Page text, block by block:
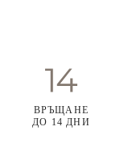
ВРЪЩАНЕ
ДО 14 ДНИ